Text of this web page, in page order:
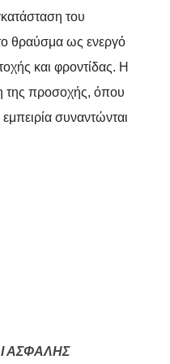
του
θραύσμα ως ενεργό
και φροντίδας. Η
της προσοχής, όπου
συναντώνται
ΑΣΦΑΛΗΣ